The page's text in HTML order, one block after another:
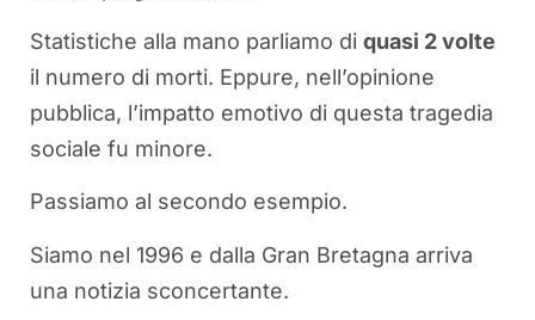
Statistiche alla mano parliamo di quasi 2 volte
il numero di morti. Eppure, nell’opinione
pubblica, l’impatto emotivo di questa tragedia
sociale fu minore.
Passiamo al secondo esempio.
Siamo nel 1996 e dalla Gran Bretagna arriva
una notizia sconcertante.